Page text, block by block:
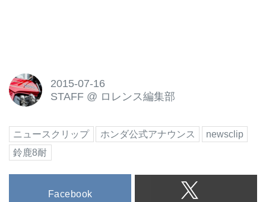
2015-07-16
STAFF @ ロレンス編集部
ニュースクリップ ホンダ公式アナウンス
newsclip
鈴鹿8耐
Facebook